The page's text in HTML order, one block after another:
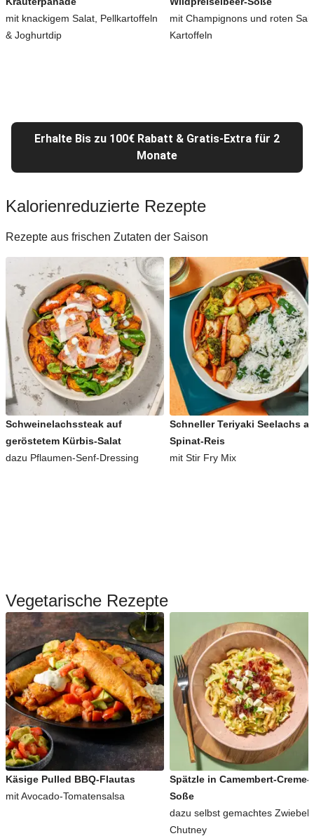
mit knackigem Salat, Pellkartoffeln
& Joghurtdip
mit Champignons und roten
Kartoffeln
Erhalte Bis zu 100€ Rabatt & Gratis-Extra für 2
Monate
Kalorienreduzierte Rezepte
Rezepte aus frischen Zutaten der Saison
Schweinelachssteak auf
geröstetem Kürbis-Salat
dazu Pflaumen-Senf-Dressing
Schneller Teriyaki Seelachs
Spinat-Reis
mit Stir Fry Mix
Vegetarische Rezepte
Käsige Pulled BBQ-Flautas
mit Avocado-Tomatensalsa
Spätzle in Camembert-Creme-
Soße
dazu selbst gemachtes Zwiebel-
Chutney